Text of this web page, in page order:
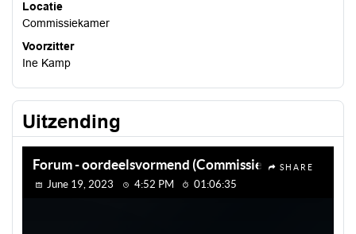
Locatie
Commissiekamer
Voorzitter
Ine Kamp
Uitzending